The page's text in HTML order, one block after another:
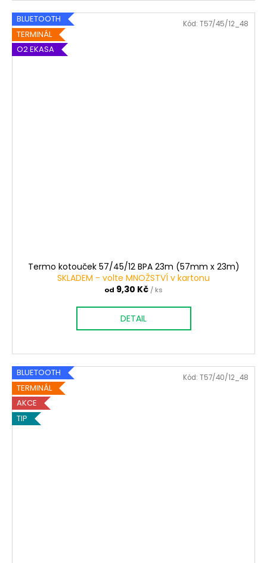
BLUETOOTH
TERMINÁL
O2 EKASA
Termo kotouček 57/45/12 BPA 23m (57mm x 23m)
SKLADEM - volte MNOŽSTVÍ v kartonu
od 9,30 Kč / ks
DETAIL
Kód: T57/45/12_48
BLUETOOTH
TERMINÁL
AKCE
TIP
Kód: T57/40/12_48